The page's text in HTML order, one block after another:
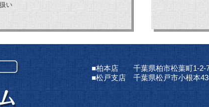
い
■柏本店 千葉県柏市松葉町1-2-
■松戸支店 千葉県松戸市小根本